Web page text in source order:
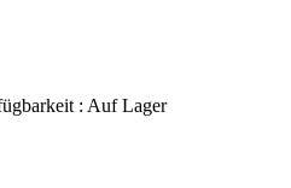
: Auf Lager